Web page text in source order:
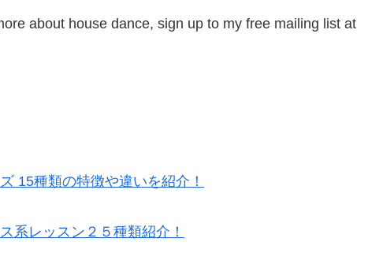
about house dance, sign up to my free mailing list at
15種類の特徴や違いを紹介！
系レッスン２５種類紹介！